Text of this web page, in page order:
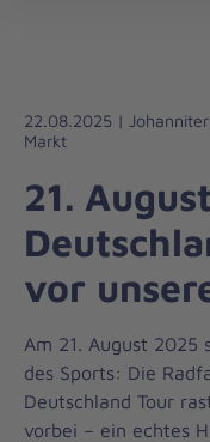
Liebe
22.08.2025 |
Markt
21.
vor
Am 21. August 2025
des Sports: Die
Deutschland Tour
vorbei – ein echtes